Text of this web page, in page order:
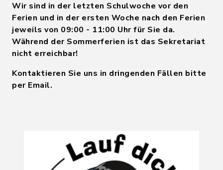
Wir sind in der letzten Schulwoche vor den
Ferien und in der ersten Woche nach den Ferien
jeweils von 09:00 - 11:00 Uhr für Sie da.
Während der Sommerferien ist das Sekretariat
nicht erreichbar!
Kontaktieren Sie uns in dringenden Fällen bitte
per Email.